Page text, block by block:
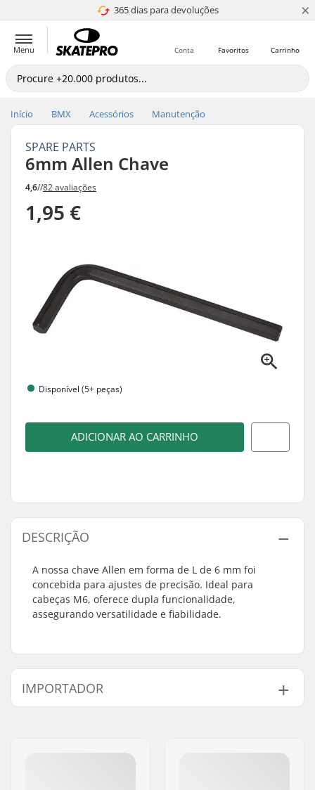
365 dias para devoluções
4.8 de 5 ×
Menu Carrinho
Favoritos
Conta
Início BMX Acessórios Manutenção
SPARE PARTS
6mm Allen Chave
4,6//82 avaliações
1,95 €
Disponível (5+ peças)
ADICIONAR AO CARRINHO
DESCRIÇÃO
A nossa chave Allen em forma de L de 6 mm foi
concebida para ajustes de precisão. Ideal para
cabeças M6, oferece dupla funcionalidade,
assegurando versatilidade e fiabilidade.
IMPORTADOR